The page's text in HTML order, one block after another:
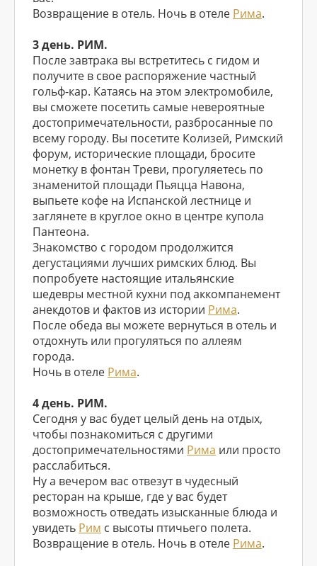
Возвращение в отель. Ночь в отеле Рима.
3 день. РИМ.
После завтрака вы встретитесь с гидом и
получите в свое распоряжение частный
гольф-кар. Катаясь на этом электромобиле,
вы сможете посетить самые невероятные
достопримечательности, разбросанные по
всему городу. Вы посетите Колизей, Римский
форум, исторические площади, бросите
монетку в фонтан Треви, прогуляетесь по
знаменитой площади Пьяцца Навона,
выпьете кофе на Испанской лестнице и
заглянете в круглое окно в центре купола
Пантеона.
Знакомство с городом продолжится
дегустациями лучших римских блюд. Вы
попробуете настоящие итальянские
шедевры местной кухни под аккомпанемент
анекдотов и фактов из истории Рима.
После обеда вы можете вернуться в отель и
отдохнуть или прогуляться по аллеям
города.
Ночь в отеле Рима.
4 день. РИМ.
Сегодня у вас будет целый день на отдых,
чтобы познакомиться с другими
достопримечательностями Рима или просто
расслабиться.
Ну а вечером вас отвезут в чудесный
ресторан на крыше, где у вас будет
возможность отведать изысканные блюда и
увидеть Рим с высоты птичьего полета.
Возвращение в отель. Ночь в отеле Рима.